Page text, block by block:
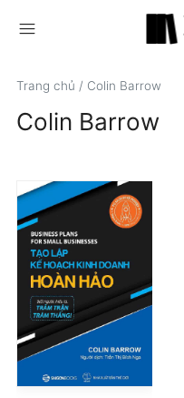
menu
Trang chủ / Colin Barrow
Colin Barrow